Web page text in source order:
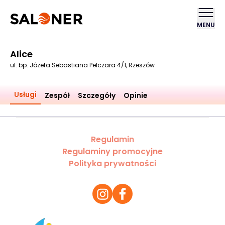
MENU
Alice
ul. bp. Józefa Sebastiana Pelczara 4/1, Rzeszów
Usługi Zespół Szczegóły Opinie
Regulamin
Regulaminy promocyjne
Polityka prywatności